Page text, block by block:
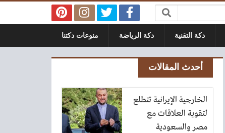
دكة التقنية دكة الرياضة منوعات دكتنا
أحدث المقالات
الخارجية الإيرانية تتطلع
لتقوية العلاقات مع
مصر والسعودية